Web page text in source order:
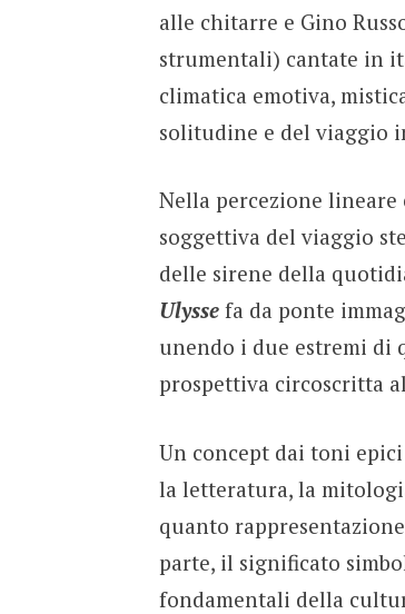
alle chitarre e Gino
strumentali) cantate in
climatica emotiva,
solitudine e del viaggio
Nella percezione lineare
soggettiva del viaggio
delle sirene della
Ulyssefa da ponte
unendo i due estremi di
prospettiva circoscritta
Un concept dai toni
la letteratura, la
quanto
parte, il significato
fondamentali della